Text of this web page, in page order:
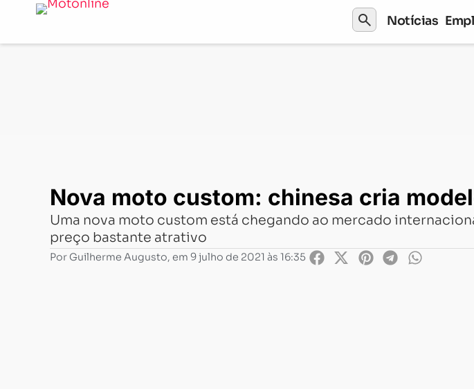
search Notícias
Nova moto custom: chinesa cria modelo com motor Honda
Nova moto custom: chinesa cria
Uma nova moto custom está chegando ao mercado
preço bastante atrativo
Por Guilherme Augusto, em 9 julho de 2021 às 16:35